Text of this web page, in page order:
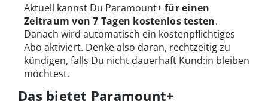
Aktuell kannst Du Paramount+für einen
Zeitraum von 7 Tagen kostenlos testen.
Danach wird automatisch ein kostenpflichtiges
Abo aktiviert. Denke also daran, rechtzeitig zu
kündigen, falls Du nicht dauerhaft Kund:in bleiben
möchtest.
Das bietet Paramount+